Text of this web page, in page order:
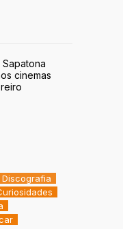
Sapatona
cinemas
Discografia